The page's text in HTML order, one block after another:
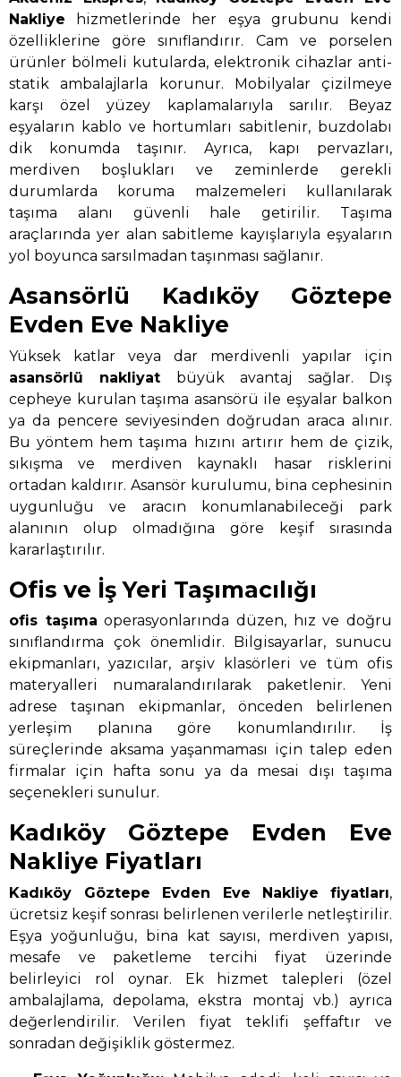
Nakliye hizmetlerinde her eşya grubunu kendi
özelliklerine göre sınıflandırır. Cam ve porselen
ürünler bölmeli kutularda, elektronik cihazlar anti-
statik ambalajlarla korunur. Mobilyalar çizilmeye
karşı özel yüzey kaplamalarıyla sarılır. Beyaz
eşyaların kablo ve hortumları sabitlenir, buzdolabı
dik konumda taşınır. Ayrıca, kapı pervazları,
merdiven boşlukları ve zeminlerde gerekli
durumlarda koruma malzemeleri kullanılarak
taşıma alanı güvenli hale getirilir. Taşıma
araçlarında yer alan sabitleme kayışlarıyla eşyaların
yol boyunca sarsılmadan taşınması sağlanır.
Asansörlü Kadıköy Göztepe
Evden Eve Nakliye
Yüksek katlar veya dar merdivenli yapılar için
asansörlü nakliyat büyük avantaj sağlar. Dış
cepheye kurulan taşıma asansörü ile eşyalar balkon
ya da pencere seviyesinden doğrudan araca alınır.
Bu yöntem hem taşıma hızını artırır hem de çizik,
sıkışma ve merdiven kaynaklı hasar risklerini
ortadan kaldırır. Asansör kurulumu, bina cephesinin
uygunluğu ve aracın konumlanabileceği park
alanının olup olmadığına göre keşif sırasında
kararlaştırılır.
Ofis ve İş Yeri Taşımacılığı
ofis taşıma operasyonlarında düzen, hız ve doğru
sınıflandırma çok önemlidir. Bilgisayarlar, sunucu
ekipmanları, yazıcılar, arşiv klasörleri ve tüm ofis
materyalleri numaralandırılarak paketlenir. Yeni
adrese taşınan ekipmanlar, önceden belirlenen
yerleşim planına göre konumlandırılır. İş
süreçlerinde aksama yaşanmaması için talep eden
firmalar için hafta sonu ya da mesai dışı taşıma
seçenekleri sunulur.
Kadıköy Göztepe Evden Eve
Nakliye Fiyatları
Kadıköy Göztepe Evden Eve Nakliye fiyatları,
ücretsiz keşif sonrası belirlenen verilerle netleştirilir.
Eşya yoğunluğu, bina kat sayısı, merdiven yapısı,
mesafe ve paketleme tercihi fiyat üzerinde
belirleyici rol oynar. Ek hizmet talepleri (özel
ambalajlama, depolama, ekstra montaj vb.) ayrıca
değerlendirilir. Verilen fiyat teklifi şeffaftır ve
sonradan değişiklik göstermez.